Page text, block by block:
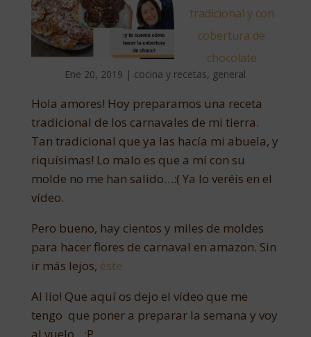
tradicional y con
cobertura de
chocolate
Ene 20, 2019 | cocina y recetas, general
Hola amores! Hoy preparamos una receta
tradicional de los carnavales de mi tierra.
Tan tradicional que ya las hacía mi abuela, y
riquísimas! Lo malo es que a mí con su
molde no me han salido…:( Ya lo veréis en el
vídeo.
Pero bueno, hay cientos y miles de moldes
para hacer flores de carnaval en amazon. Sin
ir más lejos, éste
Al lío! Que aquí os dejo el vídeo que me
tengo que poner a preparar la semana y voy